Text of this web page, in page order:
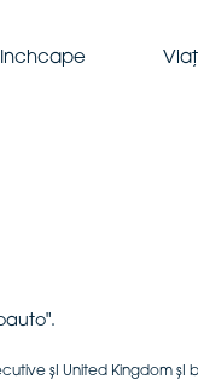
șI United Kingdom șI